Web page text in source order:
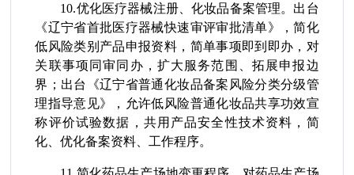
10.优化医疗器械注册、化妆品备案管理。出台
《辽宁省首批医疗器械快速审评审批清单》，简化
低风险类别产品申报资料，简单事项即到即办，对
关联事项同审同办，扩大服务范围、拓展申报边
界；出台《辽宁省普通化妆品备案风险分类分级管
理指导意见》，允许低风险普通化妆品共享功效宣
称评价试验数据，共用产品安全性技术资料，简
化、优化备案资料、工作程序。